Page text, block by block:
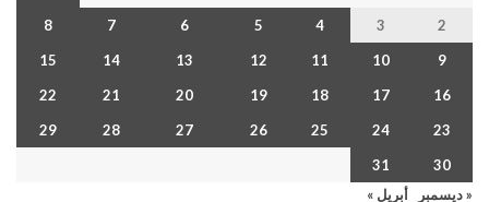
2
3
4
5
6
7
8
9
10
11
12
13
14
15
16
17
18
19
20
21
22
23
24
25
26
27
28
29
30
31
« ديسمبر
أبريل »